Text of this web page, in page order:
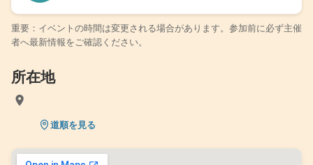
重要：イベントの時間は変更される場合があります。参加前に必ず主催
者へ最新情報をご確認ください。
所在地
道順を見る